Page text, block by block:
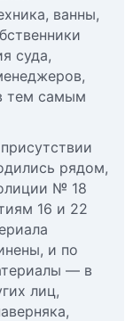
ванны,
суда,
тем самым
рядом,
№ 18
16 и 22
и по
— в
лиц,